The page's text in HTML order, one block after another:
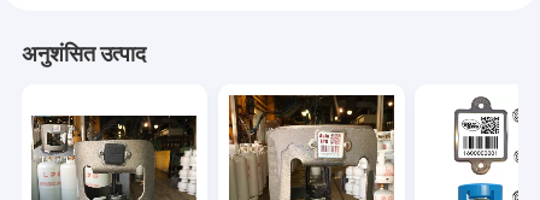
अनुशंसित उत्पाद